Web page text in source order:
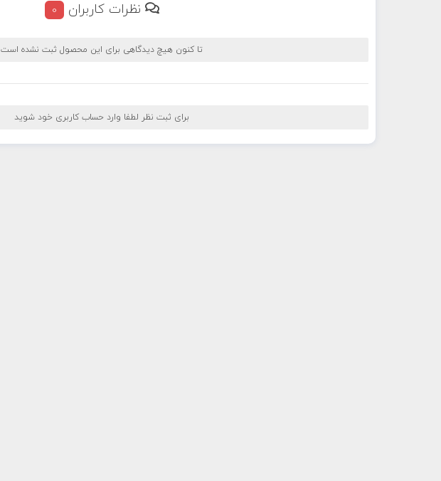
نظرات کاربران 0
تا کنون هیچ دیدگاهی برای این محصول ثبت نشده است
برای ثبت نظر لطفا وارد حساب کاربری خود شوید